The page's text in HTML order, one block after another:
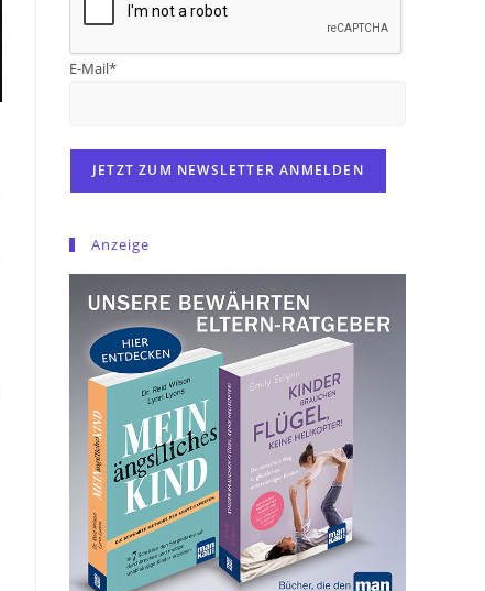
E-Mail*
Anzeige